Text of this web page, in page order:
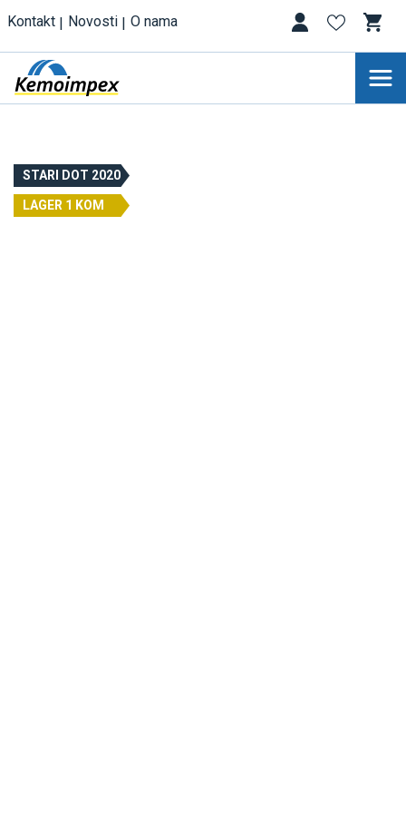
Kontakt Novosti O nama
STARI DOT 2020
LAGER 1 KOM